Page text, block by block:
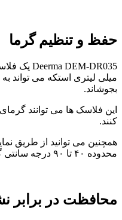
حفظ و تنظیم گرما
میلی لیتری استکه می تواند
بجوشاند.
این فلاسک ها می توانند
کنند.
همچنین می توانید از طریق
محدوده ۴۰ تا ۹۰ درجه سانتی گراد تنظیم کنید.
محافظت در برابر